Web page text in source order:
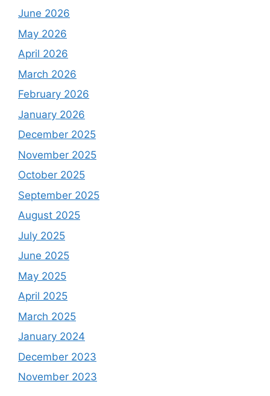
June 2026
May 2026
April 2026
March 2026
February 2026
January 2026
December 2025
November 2025
October 2025
September 2025
August 2025
July 2025
June 2025
May 2025
April 2025
March 2025
January 2024
December 2023
November 2023